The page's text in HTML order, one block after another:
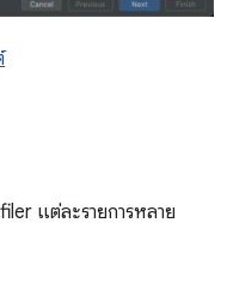
แต่ละรายการหลาย